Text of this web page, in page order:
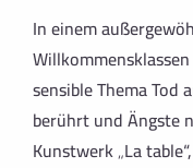
In einem
sensible Thema Tod
berührt und Ängste
Kunstwerk „La